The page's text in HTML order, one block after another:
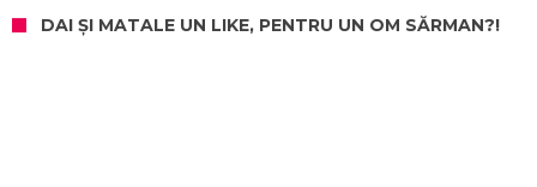
DAI ȘI MATALE UN LIKE, PENTRU UN OM SĂRMAN?!